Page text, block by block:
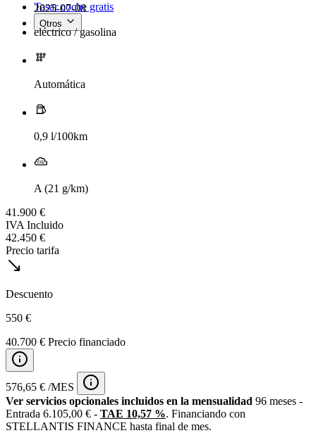
Tasar coche gratis
Otros
2025-07-08
eléctrico / gasolina
Automática
0,9 l/100km
A (21 g/km)
41.900 €
IVA Incluido
42.450 €
Precio tarifa
Descuento
550 €
40.700 € Precio financiado
576,65 € /MES
Ver servicios opcionales incluidos en la mensualidad 96 meses -
Entrada 6.105,00 € - TAE 10,57 %. Financiando con
STELLANTIS FINANCE hasta final de mes.